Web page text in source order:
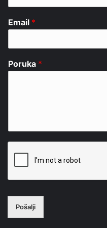
Email *
Poruka *
Pošalji